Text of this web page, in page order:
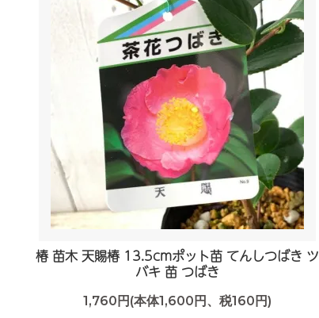
椿 苗木 天賜椿 13.5cmポット苗 てんしつばき ツ
バキ 苗 つばき
1,760円(本体1,600円、税160円)